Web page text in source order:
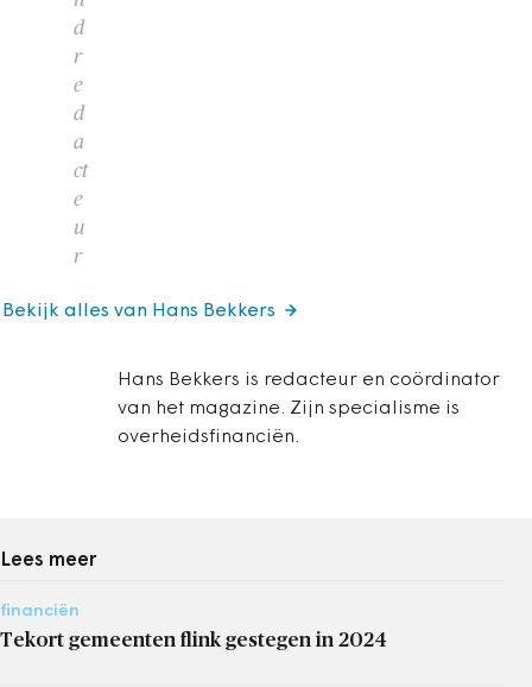
d
r
e
d
a
ct
e
u
r
Hans Bekkers is redacteur en coördinator
van het magazine. Zijn specialisme is
overheidsfinanciën.
Bekijk alles van Hans Bekkers
Lees meer
financiën
Tekort gemeenten flink gestegen in 2024